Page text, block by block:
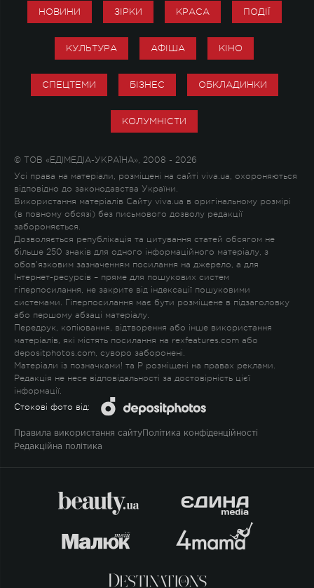
НОВИНИ ЗІРКИ КРАСА ПОДІЇ
КУЛЬТУРА АФІША КІНО
СПЕЦТЕМИ БІЗНЕС ОБКЛАДИНКИ
КОЛУМНІСТИ
© ТОВ «ЕДІМЕДІА-УКРАЇНА», 2008 - 2026
Усі права на матеріали, розміщені на сайті viva.ua, охороняються
відповідно до законодавства України.
Використання матеріалів Сайту viva.ua в оригінальному розмірі
(в повному обсязі) без письмового дозволу редакції
забороняється.
Дозволяється републікація та цитування статей обсягом не
більше 250 знаків для одного інформаційного матеріалу, з
обов'язковим зазначенням посилання на джерело, а для
Інтернет-ресурсів – пряме для пошукових систем
гіперпосилання, не закрите від індексації пошуковими
системами. Гіперпосилання має бути розміщене в підзаголовку
або першому абзаці матеріалу.
Передрук, копіювання, відтворення або інше використання
матеріалів, які містять посилання на rexfeatures.com або
depositphotos.com, суворо заборонені.
Матеріали із позначками! та P розміщені на правах реклами.
Редакція не несе відповідальності за достовірність цієї
інформації.
Стокові фото від:
Правила використання сайту Політика конфіденційності
Редакційна політика